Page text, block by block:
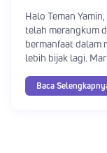
Halo Teman
telah merangkum
bermanfaat dalam
lebih bijak lagi.
Baca